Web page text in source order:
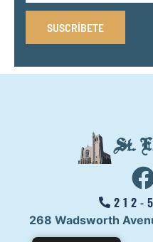
SUSCRÍBETE
St.
212-
268 Wadsworth